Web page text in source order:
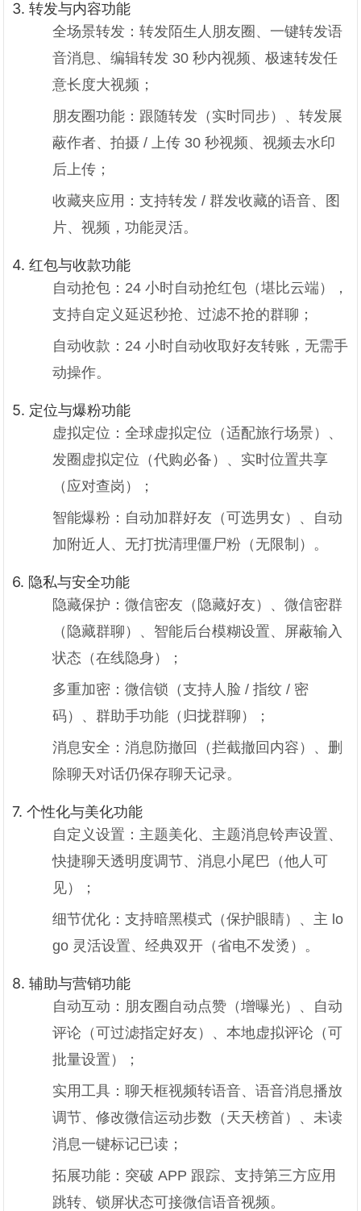
3. 转发与内容功能
全场景转发：转发陌生人朋友圈、一键转发语
音消息、编辑转发 30 秒内视频、极速转发任
意长度大视频；
朋友圈功能：跟随转发（实时同步）、转发展
蔽作者、拍摄 / 上传 30 秒视频、视频去水印
后上传；
收藏夹应用：支持转发 / 群发收藏的语音、图
片、视频，功能灵活。
4. 红包与收款功能
自动抢包：24 小时自动抢红包（堪比云端），
支持自定义延迟秒抢、过滤不抢的群聊；
自动收款：24 小时自动收取好友转账，无需手
动操作。
5. 定位与爆粉功能
虚拟定位：全球虚拟定位（适配旅行场景）、
发圈虚拟定位（代购必备）、实时位置共享
（应对查岗）；
智能爆粉：自动加群好友（可选男女）、自动
加附近人、无打扰清理僵尸粉（无限制）。
6. 隐私与安全功能
隐藏保护：微信密友（隐藏好友）、微信密群
（隐藏群聊）、智能后台模糊设置、屏蔽输入
状态（在线隐身）；
多重加密：微信锁（支持人脸 / 指纹 / 密
码）、群助手功能（归拢群聊）；
消息安全：消息防撤回（拦截撤回内容）、删
除聊天对话仍保存聊天记录。
7. 个性化与美化功能
自定义设置：主题美化、主题消息铃声设置、
快捷聊天透明度调节、消息小尾巴（他人可
见）；
细节优化：支持暗黑模式（保护眼睛）、主 lo
go 灵活设置、经典双开（省电不发烫）。
8. 辅助与营销功能
自动互动：朋友圈自动点赞（增曝光）、自动
评论（可过滤指定好友）、本地虚拟评论（可
批量设置）；
实用工具：聊天框视频转语音、语音消息播放
调节、修改微信运动步数（天天榜首）、未读
消息一键标记已读；
拓展功能：突破 APP 跟踪、支持第三方应用
跳转、锁屏状态可接微信语音视频。